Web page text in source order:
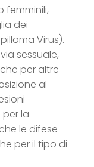
femminili,
dei
Virus).
sessuale,
per altre
al
la
le difese
per il tipo di